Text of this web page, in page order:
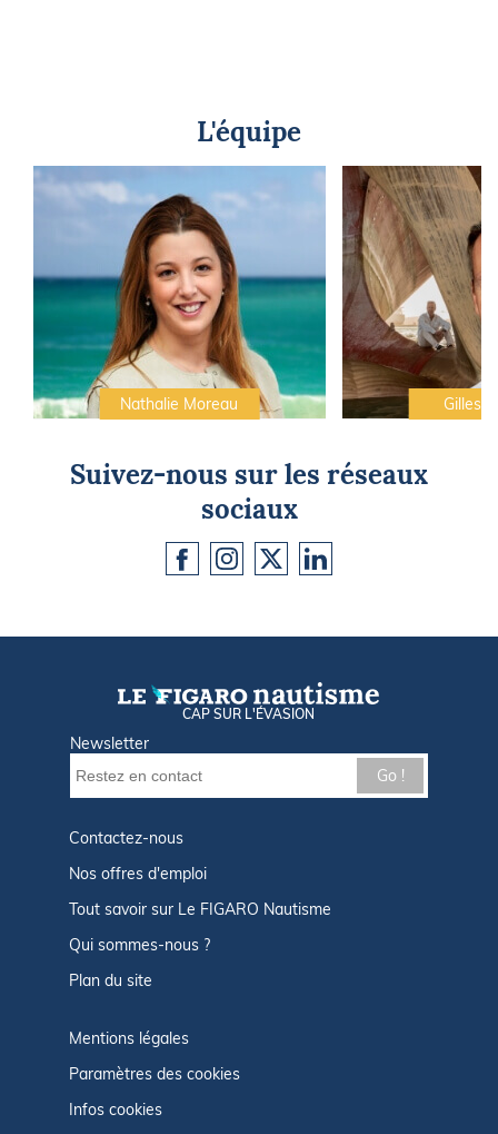
L'équipe
Nathalie Moreau Gilles
Suivez-nous sur les réseaux
sociaux
CAP SUR L'ÉVASION
Newsletter
Go !
Contactez-nous
Nos offres d'emploi
Tout savoir sur Le FIGARO Nautisme
Qui sommes-nous ?
Plan du site
Mentions légales
Paramètres des cookies
Infos cookies